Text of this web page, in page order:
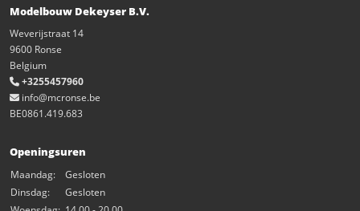
Modelbouw Dekeyser B.V.
Weverijstraat 14
9600 Ronse
Belgium
+3255457960
info@mcronse.be
BE0861.419.683
Openingsuren
Maandag:
Gesloten
Dinsdag:
Gesloten